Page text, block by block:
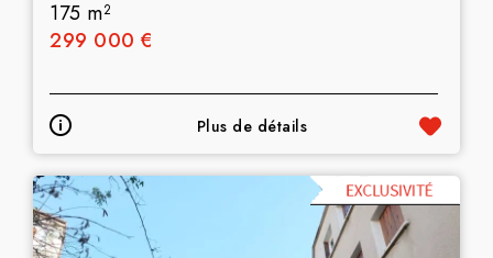
175 m2
299 000 €
Plus de détails